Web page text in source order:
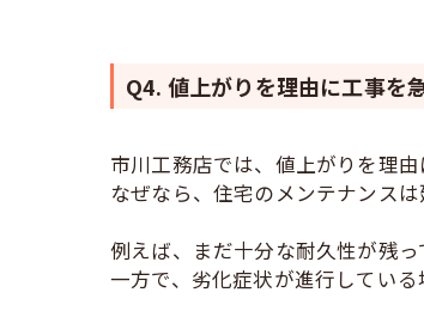
Q4. 値上がりを理由に工事を
市川工務店では、値上がりを理
なぜなら、住宅のメンテナンス
例えば、まだ十分な耐久性が残
一方で、劣化症状が進行してい